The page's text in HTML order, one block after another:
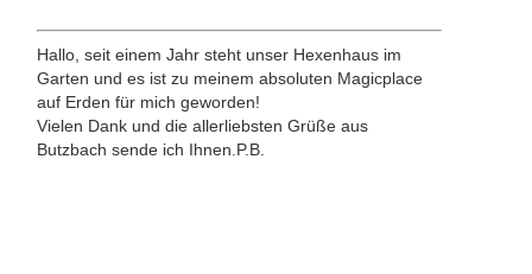
Hallo, seit einem Jahr steht unser Hexenhaus im
Garten und es ist zu meinem absoluten Magicplace
auf Erden für mich geworden!
Vielen Dank und die allerliebsten Grüße aus
Butzbach sende ich Ihnen.P.B.